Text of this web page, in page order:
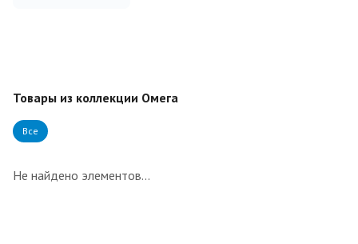
Товары из коллекции Омега
Все
Не найдено элементов...